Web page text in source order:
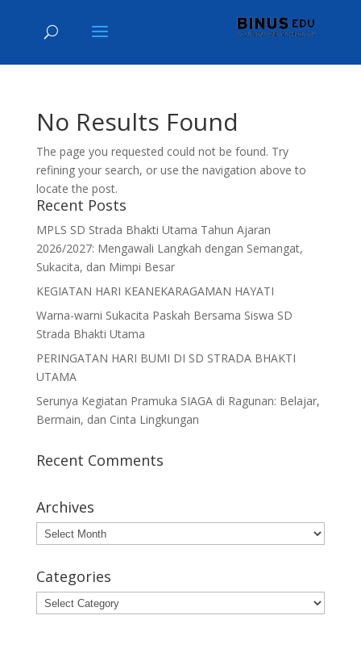
No Results Found
The page you requested could not be found. Try
refining your search, or use the navigation above to
locate the post.
Recent Posts
MPLS SD Strada Bhakti Utama Tahun Ajaran
2026/2027: Mengawali Langkah dengan Semangat,
Sukacita, dan Mimpi Besar
KEGIATAN HARI KEANEKARAGAMAN HAYATI
Warna-warni Sukacita Paskah Bersama Siswa SD
Strada Bhakti Utama
PERINGATAN HARI BUMI DI SD STRADA BHAKTI
UTAMA
Serunya Kegiatan Pramuka SIAGA di Ragunan: Belajar,
Bermain, dan Cinta Lingkungan
Recent Comments
Archives
Archives
Categories
Categories